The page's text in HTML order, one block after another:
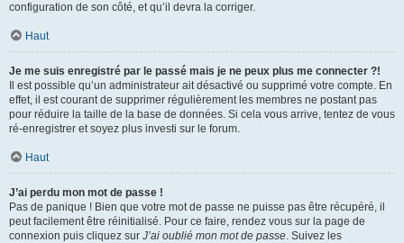
configuration de son côté, et qu’il devra la corriger.
Haut
Je me suis enregistré par le passé mais je ne peux plus me connecter ?!
Il est possible qu’un administrateur ait désactivé ou supprimé votre compte. En
effet, il est courant de supprimer régulièrement les membres ne postant pas
pour réduire la taille de la base de données. Si cela vous arrive, tentez de vous
ré-enregistrer et soyez plus investi sur le forum.
Haut
J’ai perdu mon mot de passe !
Pas de panique ! Bien que votre mot de passe ne puisse pas être récupéré, il
peut facilement être réinitialisé. Pour ce faire, rendez vous sur la page de
connexion puis cliquez sur J’ai oublié mon mot de passe. Suivez les